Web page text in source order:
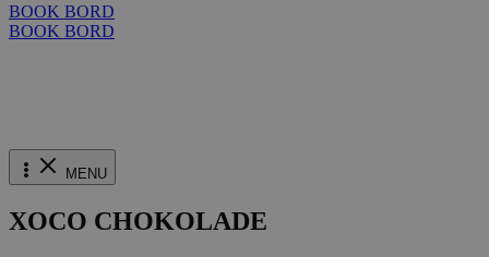
BOOK BORD
BOOK BORD
MENU
XOCO CHOKOLADE